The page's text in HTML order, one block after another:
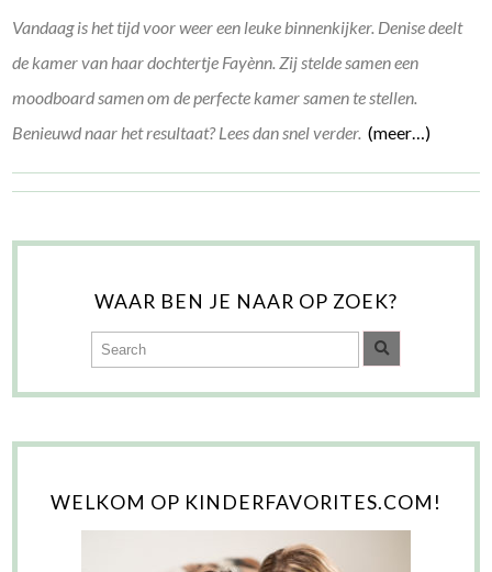
Vandaag is het tijd voor weer een leuke binnenkijker. Denise deelt
de kamer van haar dochtertje Fayènn. Zij stelde samen een
moodboard samen om de perfecte kamer samen te stellen.
Benieuwd naar het resultaat? Lees dan snel verder. (meer…)
WAAR BEN JE NAAR OP ZOEK?
WELKOM OP KINDERFAVORITES.COM!